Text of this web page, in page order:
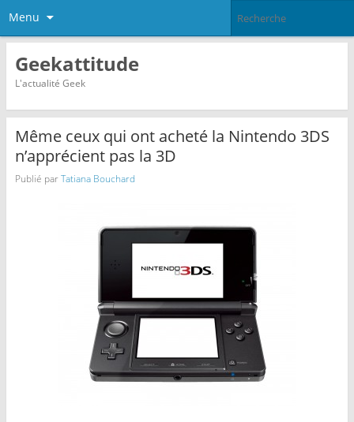
Menu
Geekattitude
L'actualité Geek
Même ceux qui ont acheté la Nintendo 3DS
n’apprécient pas la 3D
Publié parTatiana Bouchard